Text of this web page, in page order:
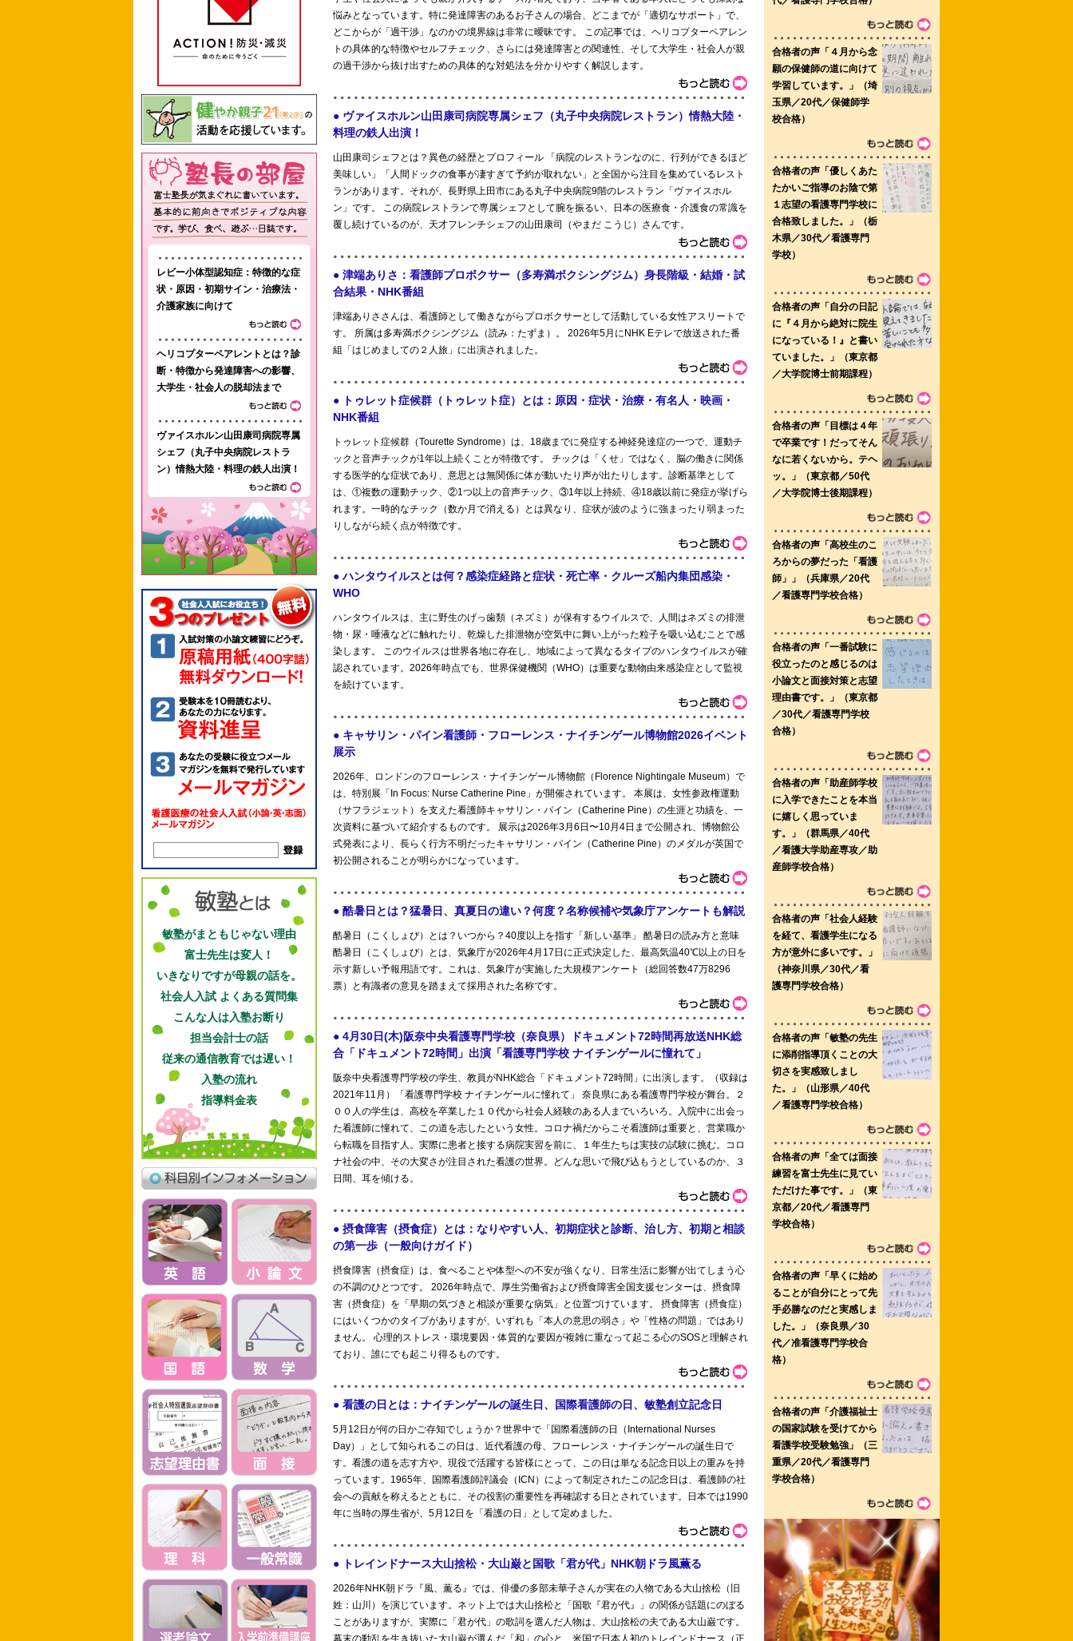
レビー小体型認知症：特徴的な症
状・原因・初期サイン・治療法・
介護家族に向けて
ヘリコプターペアレントとは？診
断・特徴から発達障害への影響、
大学生・社会人の脱却法まで
ヴァイスホルン山田康司病院専属
シェフ（丸子中央病院レストラ
ン）情熱大陸・料理の鉄人出演！
敏塾がまともじゃない理由
富士先生は変人！
いきなりですが母親の話を。
社会人入試 よくある質問集
こんな人は入塾お断り
担当会計士の話
従来の通信教育では遅い！
入塾の流れ
指導料金表